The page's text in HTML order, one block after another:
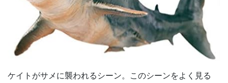
ケイトがサメに襲われるシーン。このシーンをよく見る